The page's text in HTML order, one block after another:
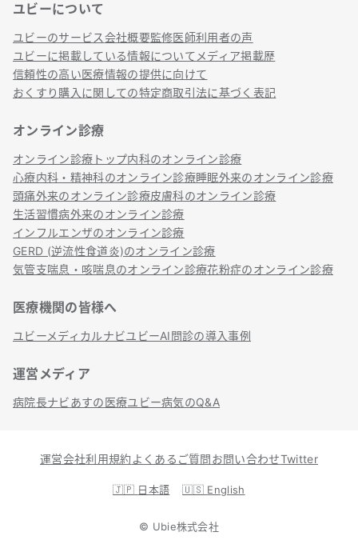
リンク
ユビーについて
ユビーのサービス会社概要監修医師利用者の声
ユビーに掲載している情報についてメディア掲載歴
信頼性の高い医療情報の提供に向けて
おくすり購入に関しての特定商取引法に基づく表記
オンライン診療
オンライン診療トップ内科のオンライン診療
心療内科・精神科のオンライン診療睡眠外来のオンライン診療
頭痛外来のオンライン診療皮膚科のオンライン診療
生活習慣病外来のオンライン診療
インフルエンザのオンライン診療
GERD (逆流性食道炎)のオンライン診療
気管支喘息・咳喘息のオンライン診療花粉症のオンライン診療
医療機関の皆様へ
ユビーメディカルナビユビーAI問診の導入事例
運営メディア
病院長ナビあすの医療ユビー病気のQ&A
運営会社利用規約 よくあるご質問 お問い合わせTwitter
🇯🇵 日本語 🇺🇸 English
© Ubie株式会社